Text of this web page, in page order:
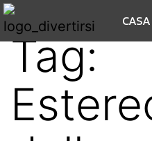
CASA
Tag: